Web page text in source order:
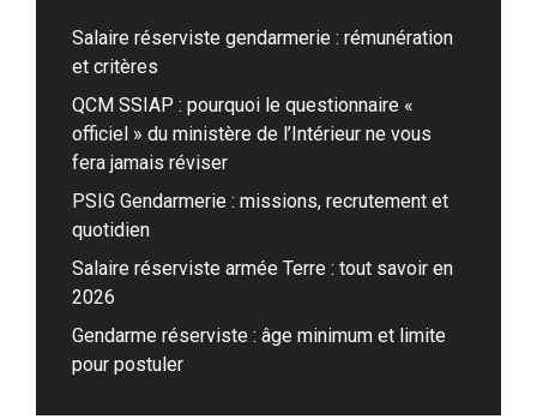
Salaire réserviste gendarmerie : rémunération
et critères
QCM SSIAP : pourquoi le questionnaire «
officiel » du ministère de l’Intérieur ne vous
fera jamais réviser
PSIG Gendarmerie : missions, recrutement et
quotidien
Salaire réserviste armée Terre : tout savoir en
2026
Gendarme réserviste : âge minimum et limite
pour postuler